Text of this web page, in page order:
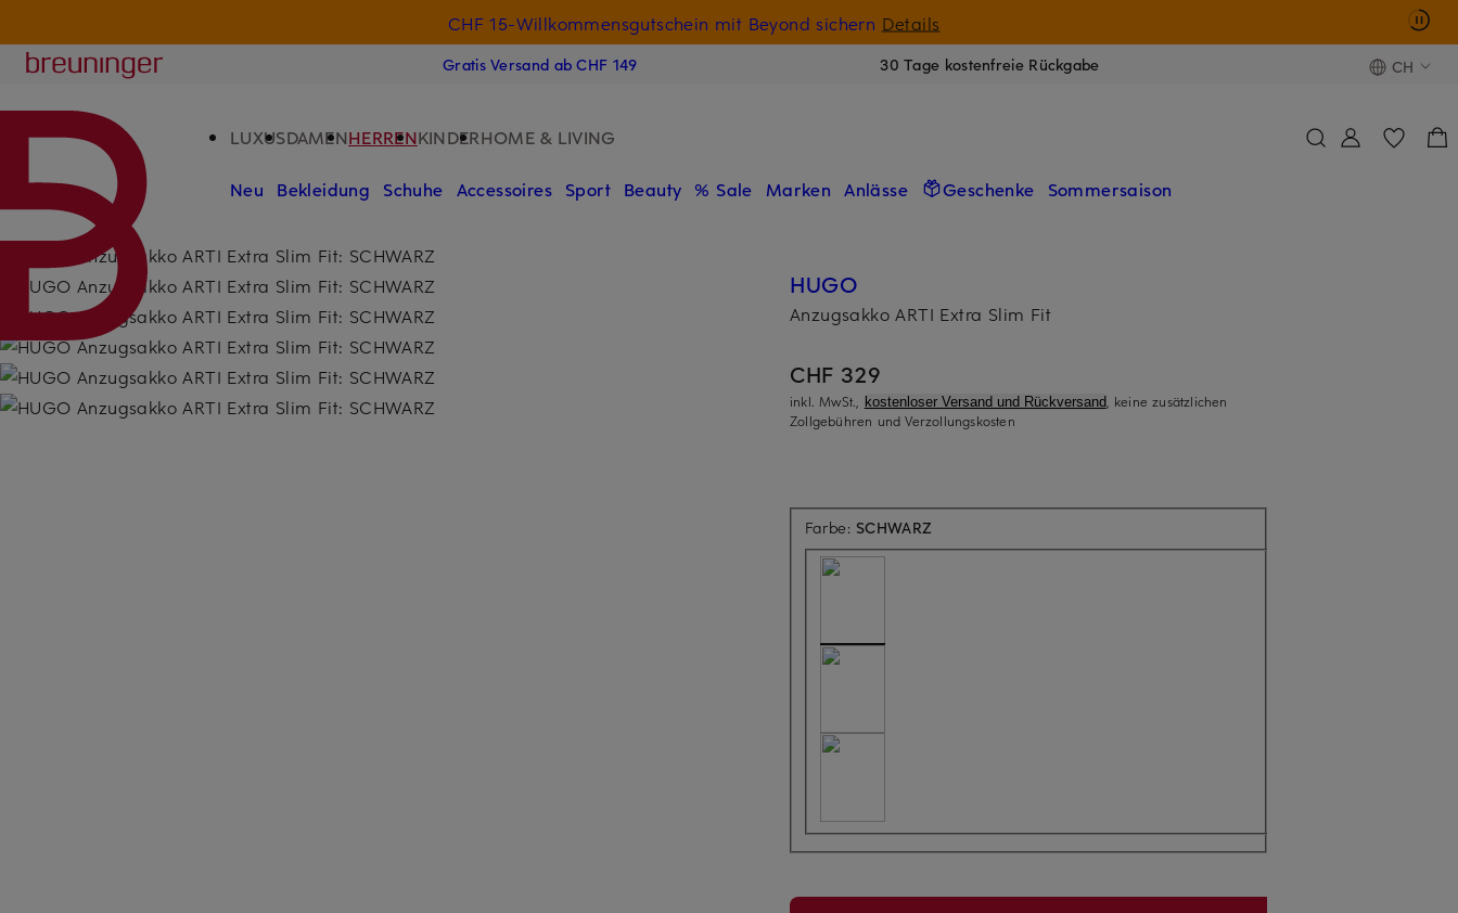
CHF 15-Willkommensgutschein mit Beyond sichern Details
Breuninger
Gratis Versand ab CHF 149 30 Tage kostenfreie Rückgabe CH
LUXUSDAMENHERRENKINDERHOME & LIVING
Neu Bekleidung Schuhe Accessoires Sport Beauty % Sale Marken Anlässe Geschenke Sommersaison
HUGO
Anzugsakko ARTI Extra Slim Fit
CHF 329
inkl. MwSt., kostenloser Versand und Rückversand, keine zusätzlichen
Zollgebühren und Verzollungskosten
Farbe: SCHWARZ